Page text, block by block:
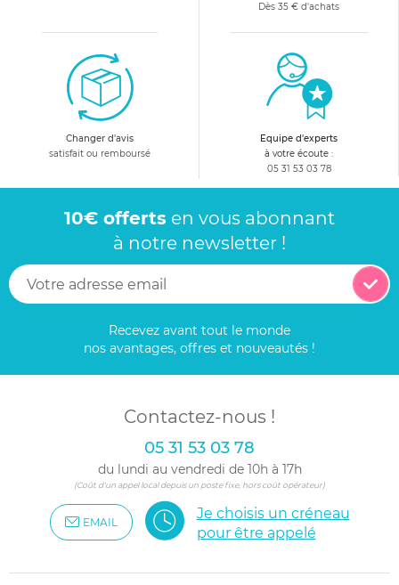
Dès 35 € d'achats
Changer d'avis
satisfait ou remboursé
Equipe d'experts
à votre écoute :
05 31 53 03 78
10€ offerts en vous abonnant
à notre newsletter !
Recevez avant tout le monde
nos avantages, offres et nouveautés !
Contactez-nous !
05 31 53 03 78
du lundi au vendredi de 10h à 17h
(Coût d'un appel local depuis un poste fixe, hors coût opérateur)
EMAIL
Je choisis un créneau
pour être appelé